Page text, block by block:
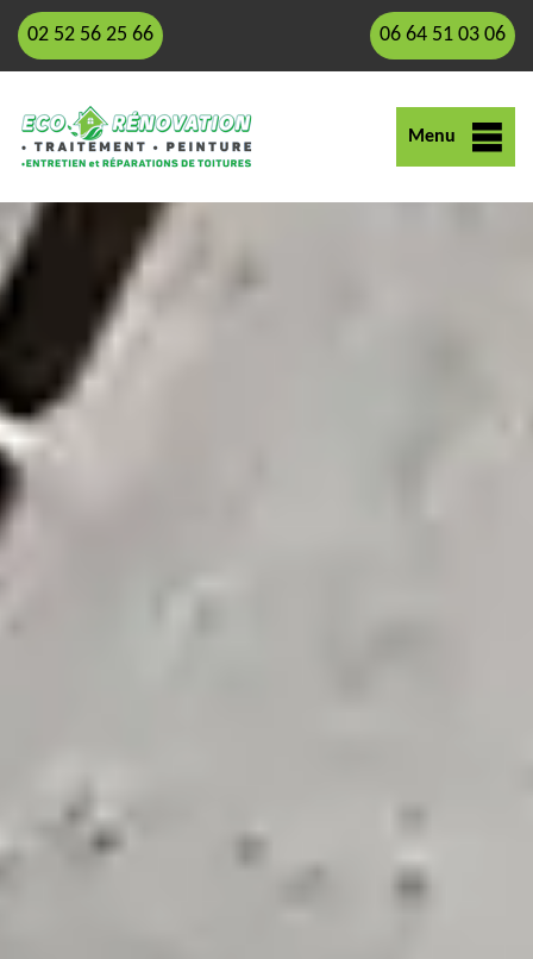
02 52 56 25 66 06 64 51 03 06
Menu